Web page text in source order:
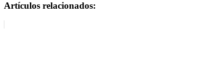
Artículos relacionados: